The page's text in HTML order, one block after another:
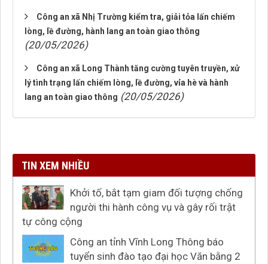
Công an xã Nhị Trường kiểm tra, giải tỏa lấn chiếm
lòng, lề đường, hành lang an toàn giao thông
(20/05/2026)
Công an xã Long Thành tăng cường tuyên truyền, xử
lý tình trạng lấn chiếm lòng, lề đường, vỉa hè và hành
lang an toàn giao thông (20/05/2026)
TIN XEM NHIỀU
Khởi tố, bắt tạm giam đối tượng chống
người thi hành công vụ và gây rối trật
tự công cộng
Công an tỉnh Vĩnh Long Thông báo
tuyển sinh đào tạo đại học Văn bằng 2